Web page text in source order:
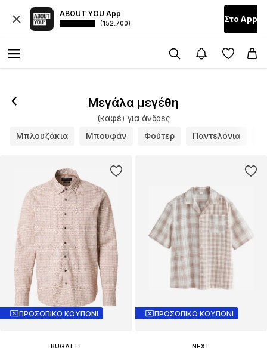
ABOUT YOU App
(152.700) Στο Αpp
Μεγάλα μεγέθη
(καφέ) για άνδρες
Μπλουζάκια
Μπουφάν Φούτερ Παντελόνια
ΠΡΟΣΩΠΙΚΟ ΚΟΥΠΟΝΙ
BUGATTI
ΠΡΟΣΩΠΙΚΟ ΚΟΥΠΟΝΙ
NEXT